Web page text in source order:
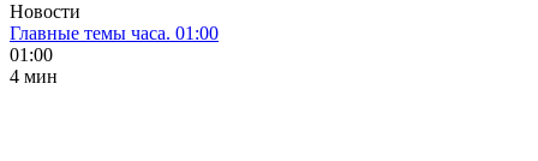
Новости
Главные темы часа. 01:00
01:00
4 мин